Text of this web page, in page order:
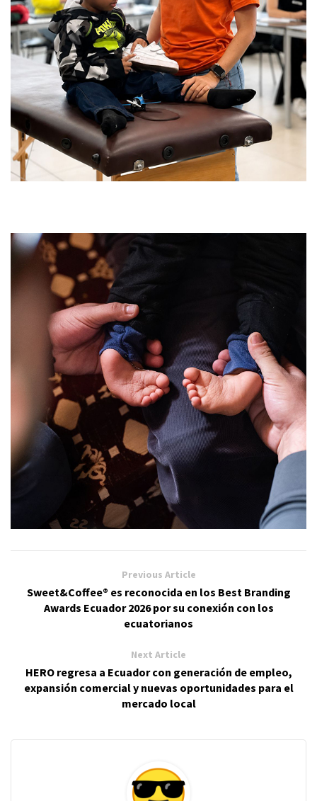
Previous Article
Sweet&Coffee® es reconocida en los Best Branding
Awards Ecuador 2026 por su conexión con los
ecuatorianos
Next Article
HERO regresa a Ecuador con generación de empleo,
expansión comercial y nuevas oportunidades para el
mercado local